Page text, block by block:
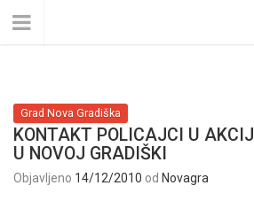
Grad Nova Gradiška
KONTAKT POLICAJCI U
U NOVOJ GRADIŠKI
Objavljeno 14/12/2010 od Novagra